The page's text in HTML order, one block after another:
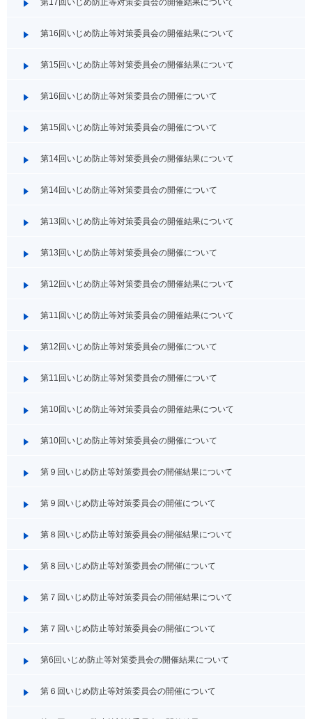
第17回いじめ防止等対策委員会の開催結果について
第16回いじめ防止等対策委員会の開催結果について
第15回いじめ防止等対策委員会の開催結果について
第16回いじめ防止等対策委員会の開催について
第15回いじめ防止等対策委員会の開催について
第14回いじめ防止等対策委員会の開催結果について
第14回いじめ防止等対策委員会の開催について
第13回いじめ防止等対策委員会の開催結果について
第13回いじめ防止等対策委員会の開催について
第12回いじめ防止等対策委員会の開催結果について
第11回いじめ防止等対策委員会の開催結果について
第12回いじめ防止等対策委員会の開催について
第11回いじめ防止等対策委員会の開催について
第10回いじめ防止等対策委員会の開催結果について
第10回いじめ防止等対策委員会の開催について
第９回いじめ防止等対策委員会の開催結果について
第９回いじめ防止等対策委員会の開催について
第８回いじめ防止等対策委員会の開催結果について
第８回いじめ防止等対策委員会の開催について
第７回いじめ防止等対策委員会の開催結果について
第７回いじめ防止等対策委員会の開催について
第6回いじめ防止等対策委員会の開催結果について
第６回いじめ防止等対策委員会の開催について